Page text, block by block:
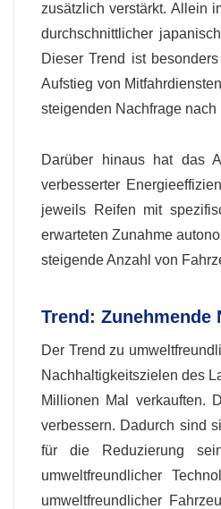
zusätzlich verstärkt. Allein
durchschnittlicher
Dieser Trend ist
Aufstieg von
steigenden Nachfrage nach
Darüber hinaus hat das
verbesserter
jeweils Reifen mit
erwarteten Zunahme
steigende Anzahl von
Trend:
Der Trend zu
Nachhaltigkeitszielen des
Millionen Mal verkauften.
verbessern. Dadurch sind
für die Reduzierung
umweltfreundlicher
umweltfreundlicher